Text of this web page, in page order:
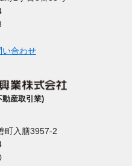
い合わせ
動産取引業)
町入膳3957-2